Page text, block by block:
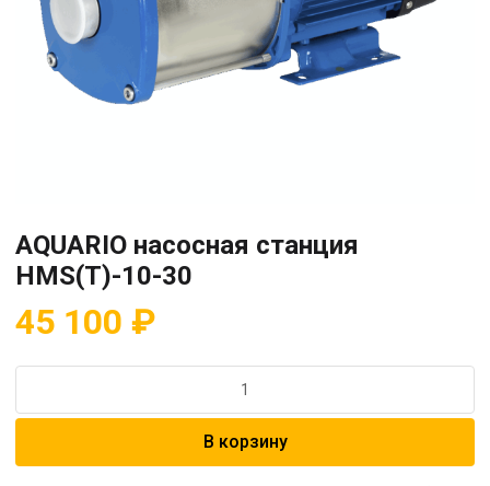
AQUARIO насосная станция
HMS(T)-10-30
45 100 ₽
AQUARIO
В корзину